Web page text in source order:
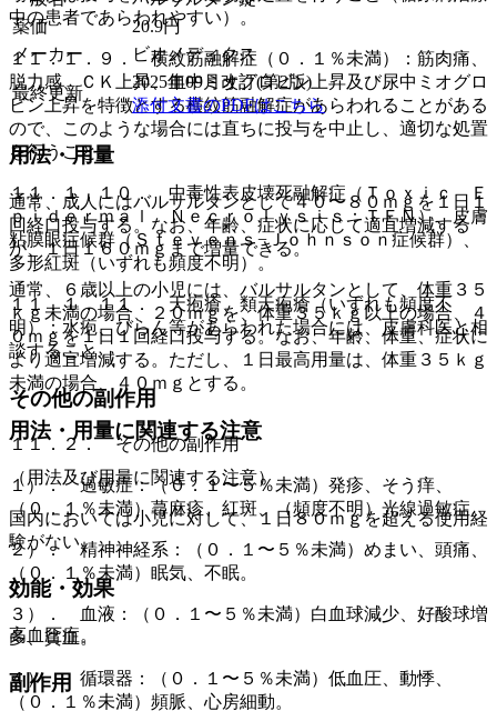
中の患者であらわれやすい）。
１１．１．９． 横紋筋融解症（０．１％未満）：筋肉痛、
脱力感、ＣＫ上昇、血中ミオグロビン上昇及び尿中ミオグロ
ビン上昇を特徴とする横紋筋融解症があらわれることがある
ので、このような場合には直ちに投与を中止し、適切な処置
を行うこと。
１１．１．１０． 中毒性表皮壊死融解症（Ｔｏｘｉｃ Ｅ
ｐｉｄｅｒｍａｌ Ｎｅｃｒｏｌｙｓｉｓ：ＴＥＮ）、皮膚
粘膜眼症候群（Ｓｔｅｖｅｎｓ−Ｊｏｈｎｓｏｎ症候群）、
多形紅斑（いずれも頻度不明）。
１１．１．１１． 天疱瘡、類天疱瘡（いずれも頻度不
明）：水疱、びらん等があらわれた場合には、皮膚科医と相
談すること。
その他の副作用
１１．２． その他の副作用
１）． 過敏症：（０．１〜５％未満）発疹、そう痒、
（０．１％未満）蕁麻疹、紅斑、（頻度不明）光線過敏症。
２）． 精神神経系：（０．１〜５％未満）めまい、頭痛、
（０．１％未満）眠気、不眠。
３）． 血液：（０．１〜５％未満）白血球減少、好酸球増
多、貧血。
４）． 循環器：（０．１〜５％未満）低血圧、動悸、
（０．１％未満）頻脈、心房細動。
薬価
20.9円
メーカー
ビオメディクス
最終更新
2025年09月改訂(第2版)
添付文書のPDFはこちら
用法・用量
通常、成人にはバルサルタンとして４０〜８０ｍｇを１日１
回経口投与する。なお、年齢、症状に応じて適宜増減する
が、１日１６０ｍｇまで増量できる。
通常、６歳以上の小児には、バルサルタンとして、体重３５
ｋｇ未満の場合、２０ｍｇを、体重３５ｋｇ以上の場合、４
０ｍｇを１日１回経口投与する。なお、年齢、体重、症状に
より適宜増減する。ただし、１日最高用量は、体重３５ｋｇ
未満の場合、４０ｍｇとする。
用法・用量に関連する注意
（用法及び用量に関連する注意）
国内においては小児に対して、１日８０ｍｇを超える使用経
験がない。
効能・効果
高血圧症。
副作用